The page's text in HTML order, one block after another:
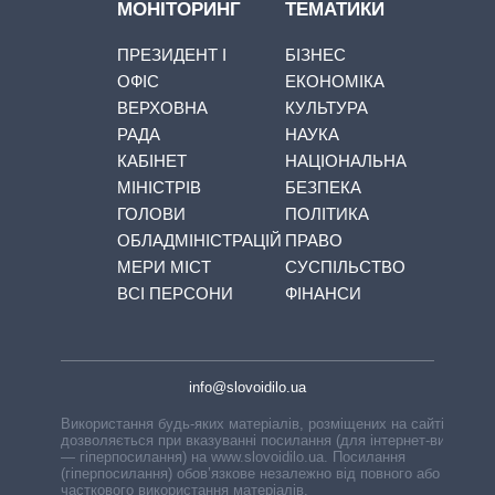
МОНІТОРИНГ
ПРЕЗИДЕНТ І
ОФІС
ВЕРХОВНА
РАДА
КАБІНЕТ
МІНІСТРІВ
ГОЛОВИ
ОБЛАДМІНІСТРАЦІЙ
МЕРИ МІСТ
ВСІ ПЕРСОНИ
ТЕМАТИКИ
БІЗНЕС
ЕКОНОМІКА
КУЛЬТУРА
НАУКА
НАЦІОНАЛЬНА
БЕЗПЕКА
ПОЛІТИКА
ПРАВО
СУСПІЛЬСТВО
ФІНАНСИ
info@slovoidilo.ua
Використання будь-яких матеріалів, розміщених на сайті,
дозволяється при вказуванні посилання (для інтернет-видань
— гіперпосилання) на www.slovoidilo.ua. Посилання
(гіперпосилання) обов’язкове незалежно від повного або
часткового використання матеріалів.